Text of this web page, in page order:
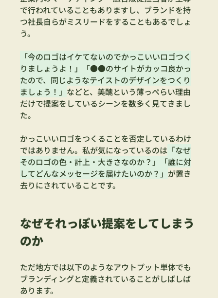
で行われていることもありますし、ブランドを持
つ社長自らがミスリードをすることもあるでしょ
う。
「今のロゴはイケてないのでかっこいいロゴつく
りましょうよ！」「●●のサイトがカッコ良かっ
たので、同じようなテイストのデザインをつくり
ましょう！」 などと、美醜という薄っぺらい理由
だけで提案をしているシーンを数多く見てきまし
た。
かっこいいロゴをつくることを否定しているわけ
ではありません。私が気になっているのは 「なぜ
そのロゴの色・計上・大きさなのか？」「誰に対
してどんなメッセージを届けたいのか？」 が置き
去りにされていることです。
なぜそれっぽい提案をしてしまう
のか
ただ地方では以下のようなアウトプット単体でも
ブランディングと定義されていることがしばしば
あります。